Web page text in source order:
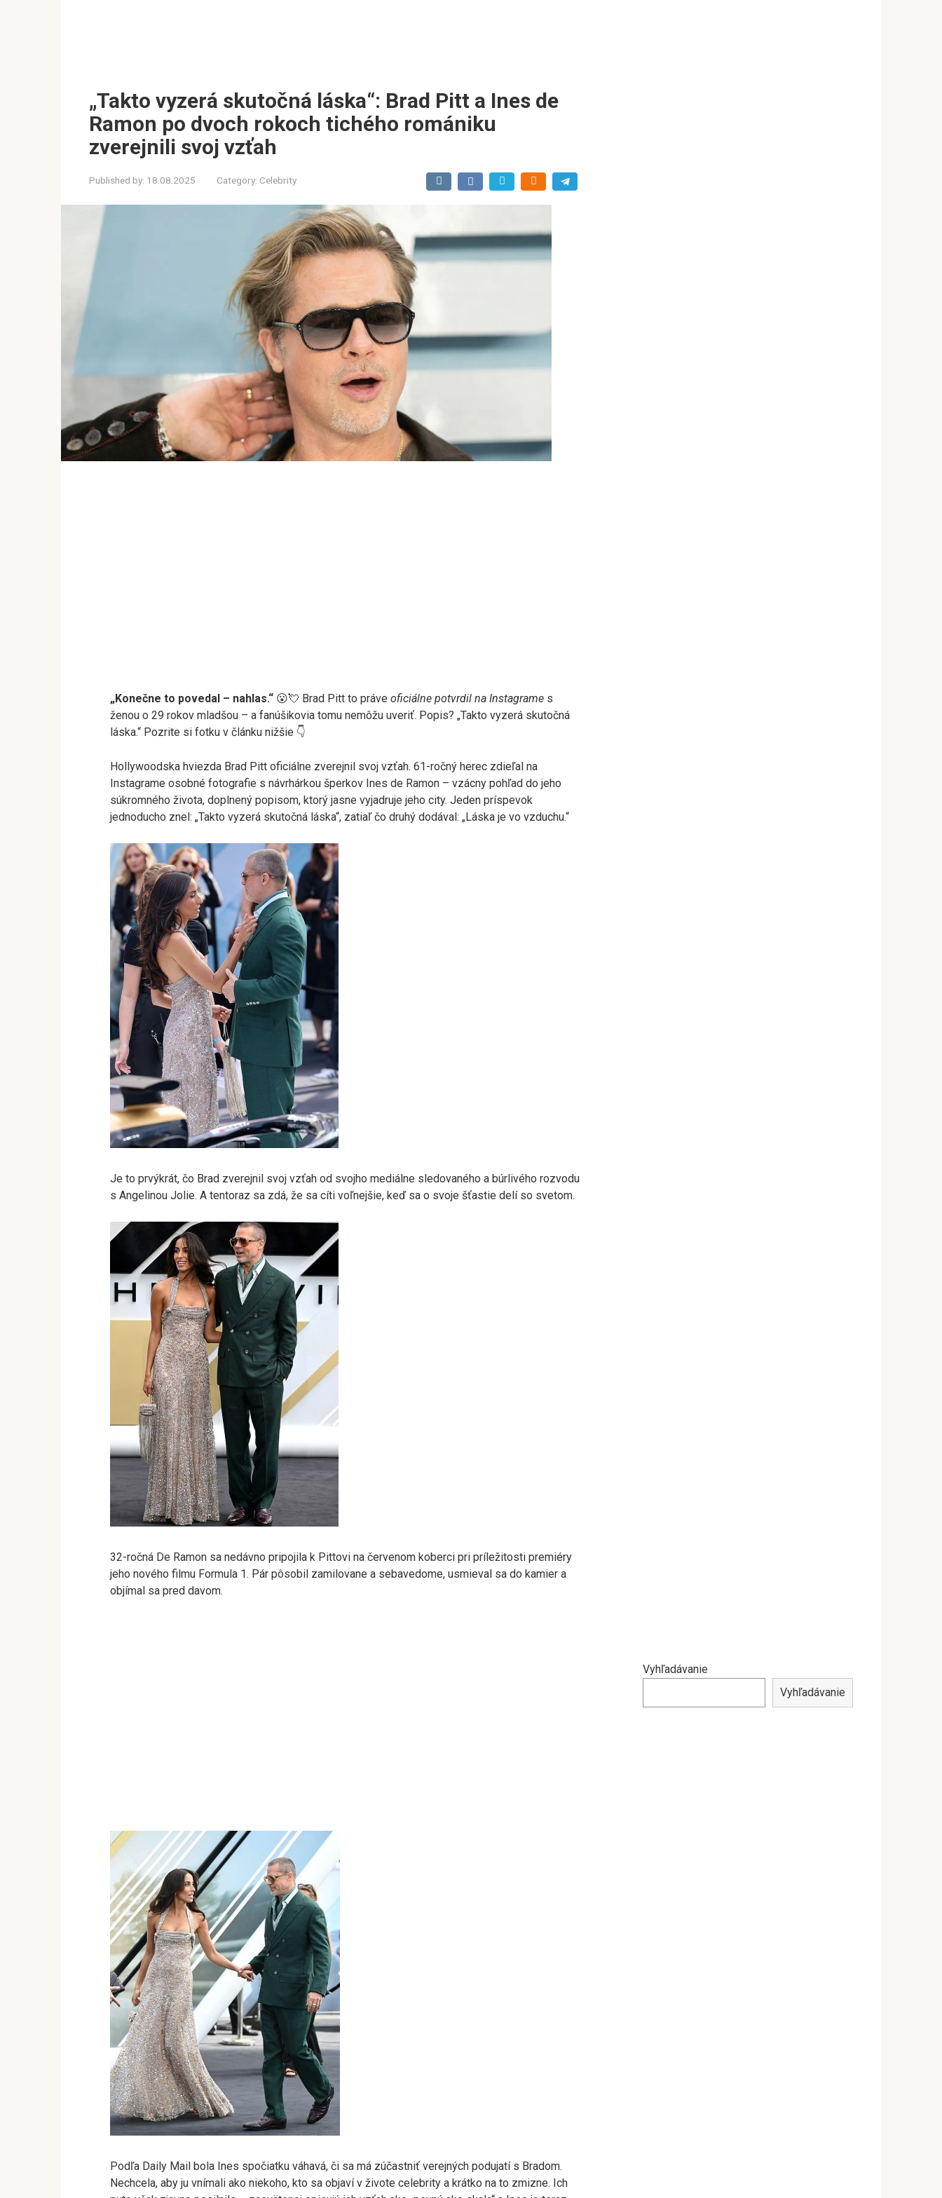
„Takto vyzerá skutočná láska“: Brad Pitt a Ines de
Ramon po dvoch rokoch tichého romániku
zverejnili svoj vzťah
Published by: 18.08.2025 Category: Celebrity
„Konečne to povedal – nahlas.“ 😮💘 Brad Pitt to práve oficiálne potvrdil na Instagrame s
ženou o 29 rokov mladšou – a fanúšikovia tomu nemôžu uveriť. Popis? „Takto vyzerá skutočná
láska.“ Pozrite si fotku v článku nižšie 👇
Hollywoodska hviezda Brad Pitt oficiálne zverejnil svoj vzťah. 61-ročný herec zdieľal na
Instagrame osobné fotografie s návrhárkou šperkov Ines de Ramon – vzácny pohľad do jeho
súkromného života, doplnený popisom, ktorý jasne vyjadruje jeho city. Jeden príspevok
jednoducho znel: „Takto vyzerá skutočná láska“, zatiaľ čo druhý dodával: „Láska je vo vzduchu.“
Je to prvýkrát, čo Brad zverejnil svoj vzťah od svojho mediálne sledovaného a búrlivého rozvodu
s Angelinou Jolie. A tentoraz sa zdá, že sa cíti voľnejšie, keď sa o svoje šťastie delí so svetom.
32-ročná De Ramon sa nedávno pripojila k Pittovi na červenom koberci pri príležitosti premiéry
jeho nového filmu Formula 1. Pár pôsobil zamilovane a sebavedome, usmieval sa do kamier a
objímal sa pred davom.
Podľa Daily Mail bola Ines spočiatku váhavá, či sa má zúčastniť verejných podujatí s Bradom.
Nechcela, aby ju vnímali ako niekoho, kto sa objaví v živote celebrity a krátko na to zmizne. Ich
Vyhľadávanie
Vyhľadávanie